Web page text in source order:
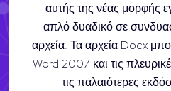
αυτής της νέας μορφής
απλό δυαδικό σε
αρχεία. Τα αρχεία Docx
Word 2007 και τις
τις παλαιότερες